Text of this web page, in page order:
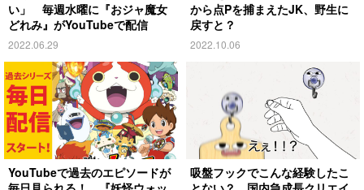
い」 毎週水曜に『おジャ魔女
どれみ』がYouTubeで配信
2022.06.29
から点Pを捕まえたJK、野生に
戻すと？
2022.10.06
YouTubeで過去のエピソードが
吸盤フックでこんな経験したこ